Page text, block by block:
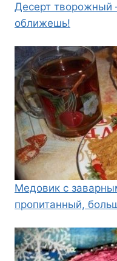
Десерт творожный
оближешь!
Медовик с
пропитанный,